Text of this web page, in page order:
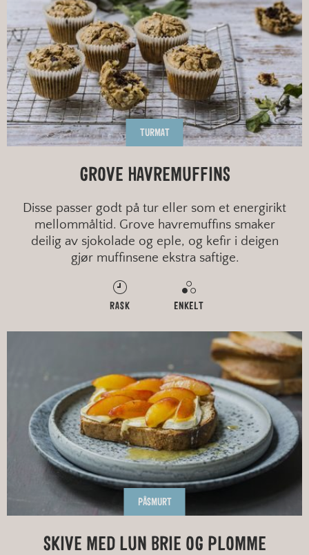
TURMAT
GROVE HAVREMUFFINS
Disse passer godt på tur eller som et energirikt
mellommåltid. Grove havremuffins smaker
deilig av sjokolade og eple, og kefir i deigen
gjør muffinsene ekstra saftige.
RASK ENKELT
PÅSMURT
SKIVE MED LUN BRIE OG PLOMME